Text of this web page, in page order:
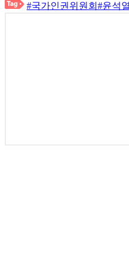
#국가인권위원회 #윤석열